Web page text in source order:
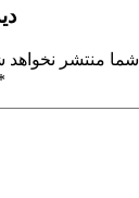
شما منتشر نخواهد